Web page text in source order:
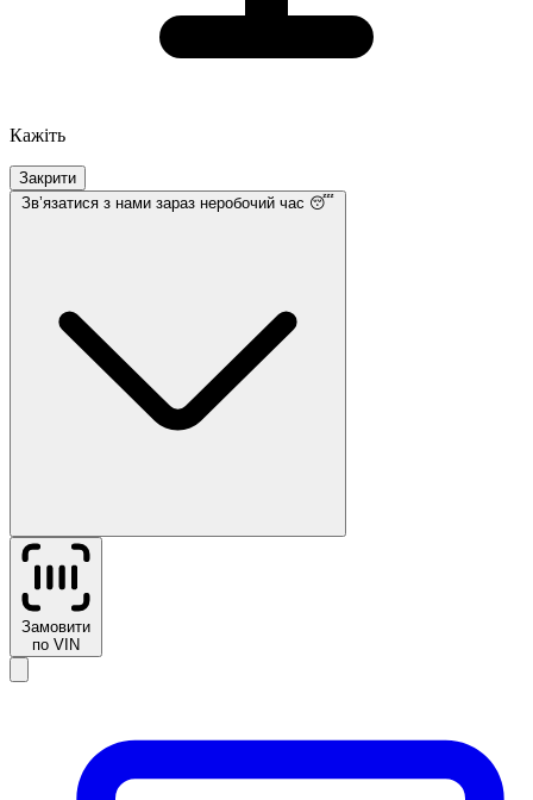
Кажіть
Закрити
Звʼязатися з нами зараз неробочий час 😴
Замовити
по VIN